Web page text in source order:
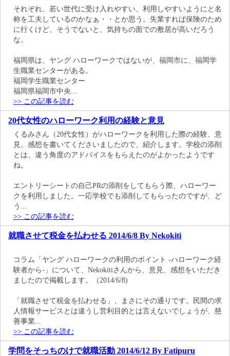
それぞれ、若い世代に受け入れやすい、利用しやすいようにと名
称を工夫しているのかなぁ・・とか思う。失業すれば保険のため
に行くけど、そうでないと、気持ちの面での敷居が高いだろう
な。
福岡県は、ヤング ハローワークではないが、福岡市に、福岡学
生職業センターがある。
福岡学生職業センター
福岡県福岡市中央...
>> この記事を読む
20代女性のハローワーク利用の経験と意見
くるみさん（20代女性）がハローワークを利用した際の経験、意
見、感想を書いてくださいましたので、紹介します。学校の添削
とは、違う角度のアドバイスをもらえたのがよかったようです
ね。
エントリーシートの自己PRの添削をしてもらう際、ハローワー
クを利用しました。一応学校でも添削してもらったのですが、ど
う...
>> この記事を読む
就職させて税金を払わせる 2014/6/8 By Nekokiti
コラム「ヤング ハローワークの利用のポイント -ハローワーク経
験者から-」について、Nekokitiさんから、意見、感想をいただき
ましたので掲載します。（2014/6/8)
「就職させて税金を払わせる」、まさにその通りです。民間の求
人情報サービスとは違うし営利目的とは言えないでしょうが、慈
善事業...
>> この記事を読む
学問をそっちのけで就職活動 2014/6/12 By Fatipuru